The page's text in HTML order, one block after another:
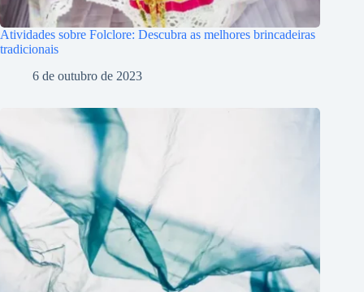
Atividades sobre Folclore: Descubra as melhores brincadeiras
tradicionais
6 de outubro de 2023